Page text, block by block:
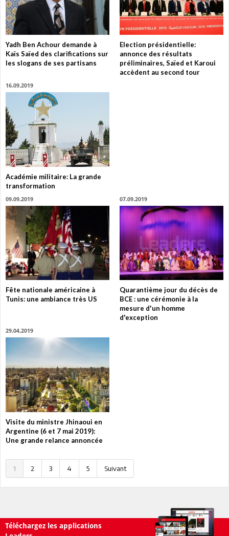
Yadh Ben Achour demande à
Kaïs Saïed des clarifications sur
les slogans de ses partisans
Election présidentielle:
annonce des résultats
préliminaires, Saïed et Karoui
accèdent au second tour
16.09.2019
Académie militaire: La grande
transformation
09.09.2019
Fête nationale américaine à
Tunis: une ambiance très US
07.09.2019
Quarantième jour du décès de
BCE : une cérémonie à la
mesure d'un homme
d'exception
29.04.2019
Visite du ministre Jhinaoui en
Argentine (6 et 7 mai 2019):
Une grande relance annoncée
1 2 3 4 5 Suivant
Téléchargez les applications